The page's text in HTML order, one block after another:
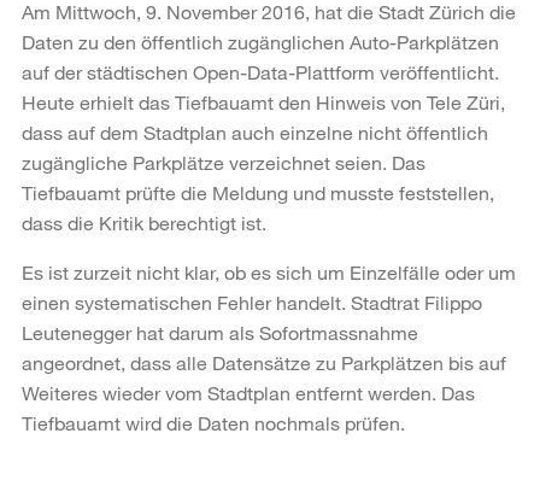
Am Mittwoch, 9. November 2016, hat die Stadt Zürich die
Daten zu den öffentlich zugänglichen Auto-Parkplätzen
auf der städtischen Open-Data-Plattform veröffentlicht.
Heute erhielt das Tiefbauamt den Hinweis von Tele Züri,
dass auf dem Stadtplan auch einzelne nicht öffentlich
zugängliche Parkplätze verzeichnet seien. Das
Tiefbauamt prüfte die Meldung und musste feststellen,
dass die Kritik berechtigt ist.
Es ist zurzeit nicht klar, ob es sich um Einzelfälle oder um
einen systematischen Fehler handelt. Stadtrat Filippo
Leutenegger hat darum als Sofortmassnahme
angeordnet, dass alle Datensätze zu Parkplätzen bis auf
Weiteres wieder vom Stadtplan entfernt werden. Das
Tiefbauamt wird die Daten nochmals prüfen.